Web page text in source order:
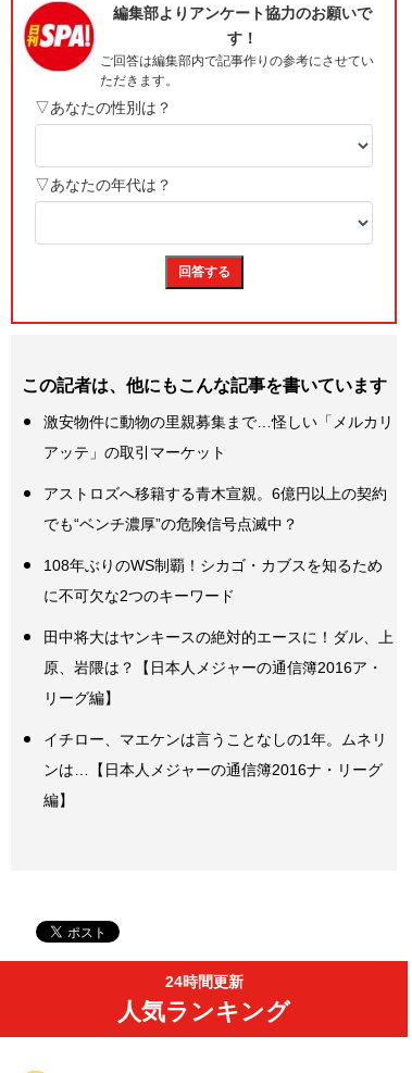
この記者は、他にもこんな記事を書いています
激安物件に動物の里親募集まで…怪しい「メルカリ
アッテ」の取引マーケット
アストロズへ移籍する青木宣親。6億円以上の契約
でも“ベンチ濃厚”の危険信号点滅中？
108年ぶりのWS制覇！シカゴ・カブスを知るため
に不可欠な2つのキーワード
田中将大はヤンキースの絶対的エースに！ダル、上
原、岩隈は？【日本人メジャーの通信簿2016ア・
リーグ編】
イチロー、マエケンは言うことなしの1年。ムネリ
ンは…【日本人メジャーの通信簿2016ナ・リーグ
編】
24時間更新
人気ランキング